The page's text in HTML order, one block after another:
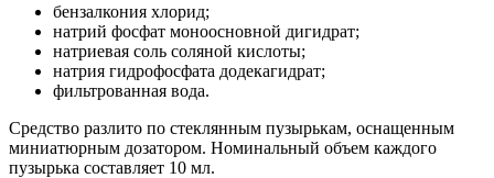
бензалкония хлорид;
натрий фосфат моноосновной дигидрат;
натриевая соль соляной кислоты;
натрия гидрофосфата додекагидрат;
фильтрованная вода.
Средство разлито по стеклянным пузырькам, оснащенным
миниатюрным дозатором. Номинальный объем каждого
пузырька составляет 10 мл.